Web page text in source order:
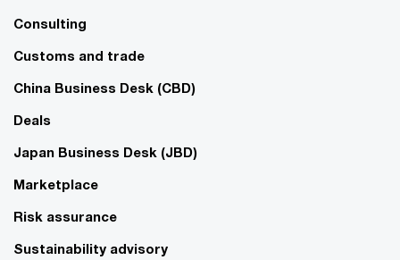
Consulting
Customs and trade
China Business Desk (CBD)
Deals
Japan Business Desk (JBD)
Marketplace
Risk assurance
Sustainability advisory